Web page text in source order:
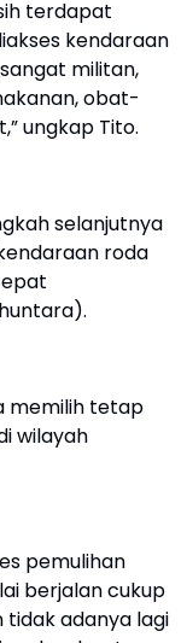
terdapat
kendaraan
militan,
obat-
ungkap Tito.
selanjutnya
roda
memilih tetap
wilayah
pemulihan
berjalan cukup
tidak adanya lagi